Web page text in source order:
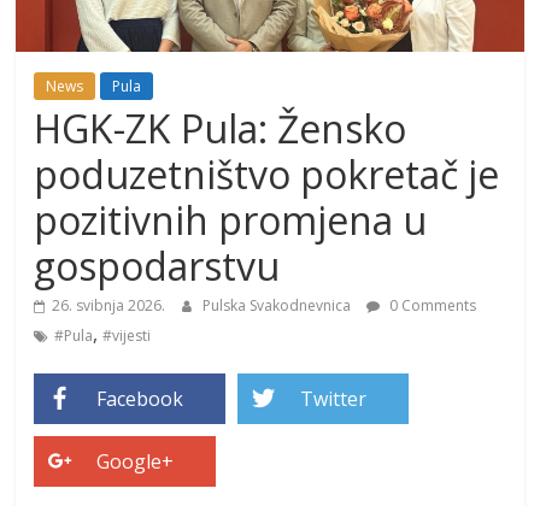
News Pula
HGK-ZK Pula: Žensko
poduzetništvo pokretač je
pozitivnih promjena u
gospodarstvu
26. svibnja 2026. Pulska Svakodnevnica
0 Comments
#Pula,#vijesti
Facebook Twitter
Google+